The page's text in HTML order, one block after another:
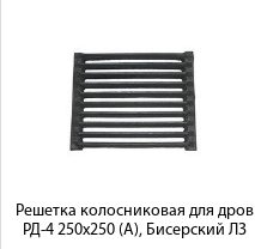
Решетка колосниковая для дров
РД-4 250х250 (А), Бисерский ЛЗ